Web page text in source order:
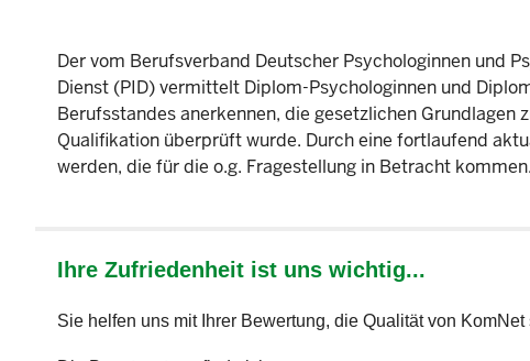
Der vom Berufsverband Deutscher Psychologinnen und
Dienst (PID) vermittelt Diplom-Psychologinnen und
Berufsstandes anerkennen, die gesetzlichen
Qualifikation überprüft wurde. Durch eine fortlaufend
werden, die für die o.g. Fragestellung in Betracht kommen.